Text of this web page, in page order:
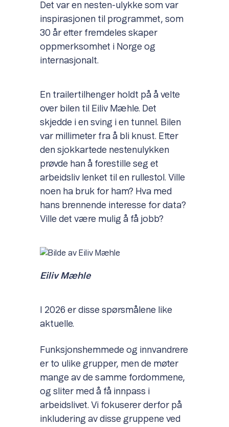
Det var en nesten-ulykke som var
inspirasjonen til programmet, som
30 år etter fremdeles skaper
oppmerksomhet i Norge og
internasjonalt.
En trailertilhenger holdt på å velte
over bilen til Eiliv Mæhle. Det
skjedde i en sving i en tunnel. Bilen
var millimeter fra å bli knust. Etter
den sjokkartede nestenulykken
prøvde han å forestille seg et
arbeidsliv lenket til en rullestol. Ville
noen ha bruk for ham? Hva med
hans brennende interesse for data?
Ville det være mulig å få jobb?
Eiliv Mæhle
I 2026 er disse spørsmålene like
aktuelle.
Funksjonshemmede og innvandrere
er to ulike grupper, men de møter
mange av de samme fordommene,
og sliter med å få innpass i
arbeidslivet. Vi fokuserer derfor på
inkludering av disse gruppene ved